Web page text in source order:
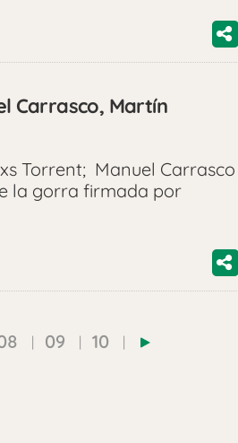
Carrasco, Martín
Torrent; Manuel Carrasco
la gorra firmada por
09 10